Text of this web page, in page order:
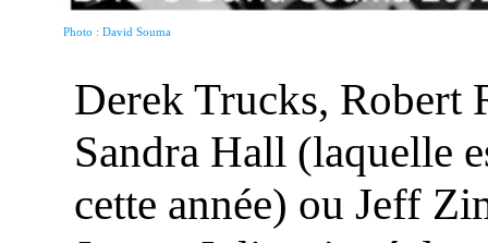
Photo : David Souma
Derek Trucks,
Sandra Hall (laquelle
cette année) ou Jeff